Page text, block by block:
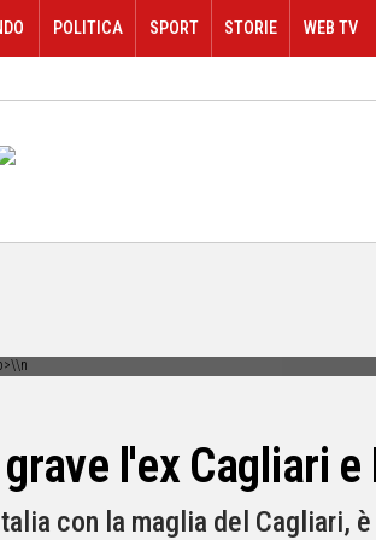
POLITICA SPORT STORIE WEB TV
l'ex Cagliari
con la maglia del Cagliari,